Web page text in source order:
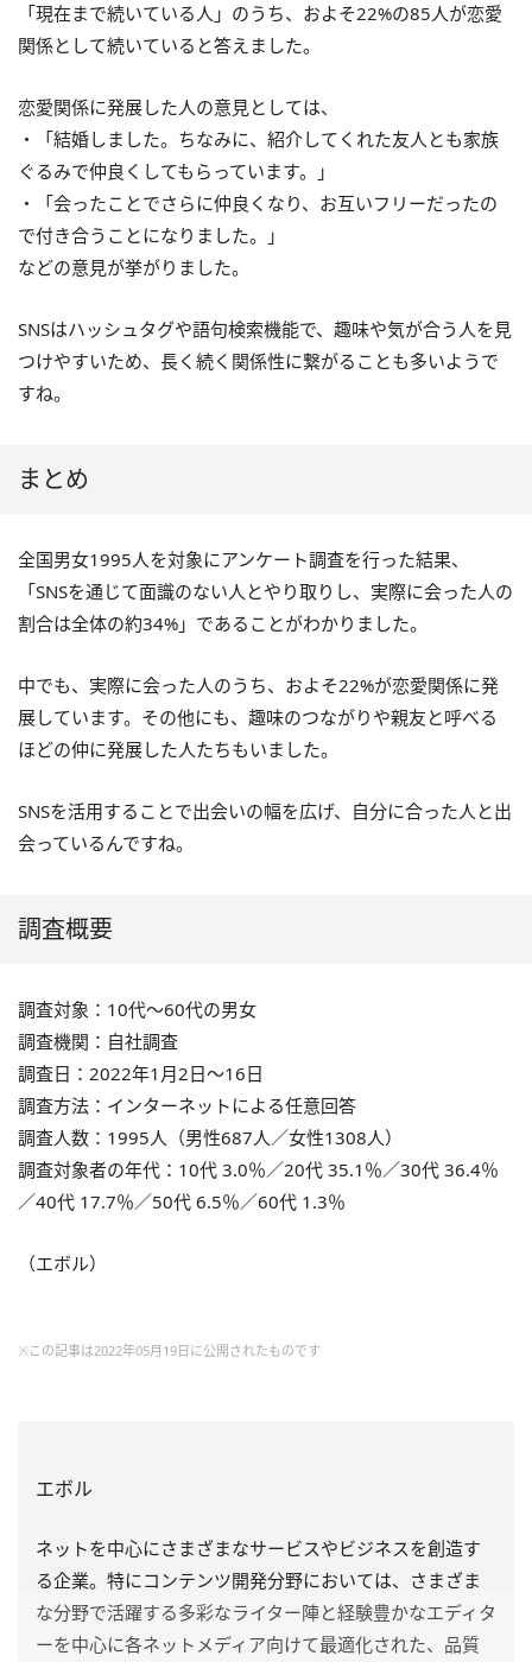
「現在まで続いている人」のうち、およそ22%の85人が恋愛
関係として続いていると答えました。
恋愛関係に発展した人の意見としては、
・「結婚しました。ちなみに、紹介してくれた友人とも家族
ぐるみで仲良くしてもらっています。」
・「会ったことでさらに仲良くなり、お互いフリーだったの
で付き合うことになりました。」
などの意見が挙がりました。
SNSはハッシュタグや語句検索機能で、趣味や気が合う人を見
つけやすいため、長く続く関係性に繋がることも多いようで
すね。
まとめ
全国男女1995人を対象にアンケート調査を行った結果、
「SNSを通じて面識のない人とやり取りし、実際に会った人の
割合は全体の約34%」であることがわかりました。
中でも、実際に会った人のうち、およそ22%が恋愛関係に発
展しています。その他にも、趣味のつながりや親友と呼べる
ほどの仲に発展した人たちもいました。
SNSを活用することで出会いの幅を広げ、自分に合った人と出
会っているんですね。
調査概要
調査対象：10代〜60代の男女
調査機関：自社調査
調査日：2022年1月2日〜16日
調査方法：インターネットによる任意回答
調査人数：1995人（男性687人／女性1308人）
調査対象者の年代：10代 3.0％／20代 35.1％／30代 36.4％
／40代 17.7％／50代 6.5％／60代 1.3％
（エボル）
※この記事は2022年05月19日に公開されたものです
エボル
ネットを中心にさまざまなサービスやビジネスを創造す
る企業。特にコンテンツ開発分野においては、さまざま
な分野で活躍する多彩なライター陣と経験豊かなエディタ
ーを中心に各ネットメディア向けて最適化された、品質